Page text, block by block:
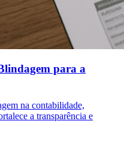
para a
na contabilidade,
a transparência e